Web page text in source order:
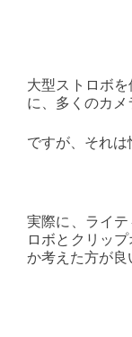
大型ストロボ
に、多くのカメ
ですが、それは
実際に、ライ
ロボとクリッ
か考えた方が良